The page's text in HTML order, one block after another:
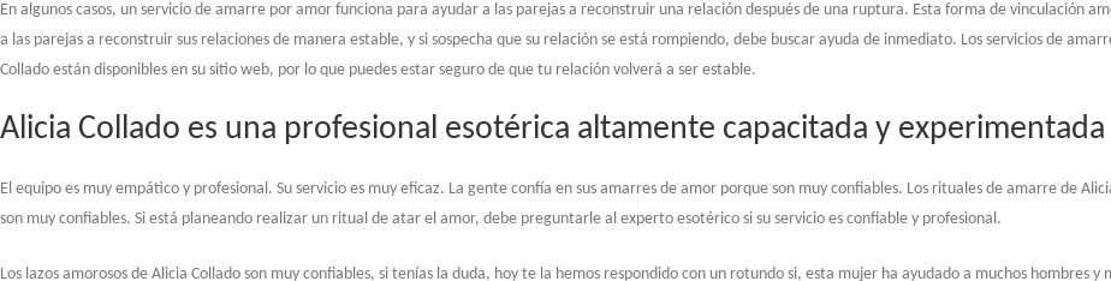
En algunos casos, un servicio de amarre por amor funciona para ayudar a las parejas a reconstruir una relación después de una ruptura. Esta forma de vinculación
a las parejas a reconstruir sus relaciones de manera estable, y si sospecha que su relación se está rompiendo, debe buscar ayuda de inmediato. Los servicios de
Collado están disponibles en su sitio web, por lo que puedes estar seguro de que tu relación volverá a ser estable.
Alicia Collado es una profesional esotérica altamente capacitada y experimentada
El equipo es muy empático y profesional. Su servicio es muy eficaz. La gente confía en sus amarres de amor porque son muy confiables. Los rituales de amarre de
son muy confiables. Si está planeando realizar un ritual de atar el amor, debe preguntarle al experto esotérico si su servicio es confiable y profesional.
Los lazos amorosos de Alicia Collado son muy confiables, si tenías la duda, hoy te la hemos respondido con un rotundo si, esta mujer ha ayudado a muchos hombres y